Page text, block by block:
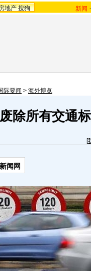
地产 搜狗 新闻 -
际要闻 > 海外博览
除所有交通
[
闻网